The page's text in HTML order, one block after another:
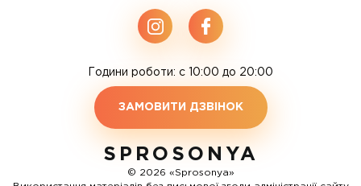
Години роботи: c 10:00 до 20:00
ЗАМОВИТИ ДЗВІНОК
SPROSONYA
© 2026 «Sprosonya»